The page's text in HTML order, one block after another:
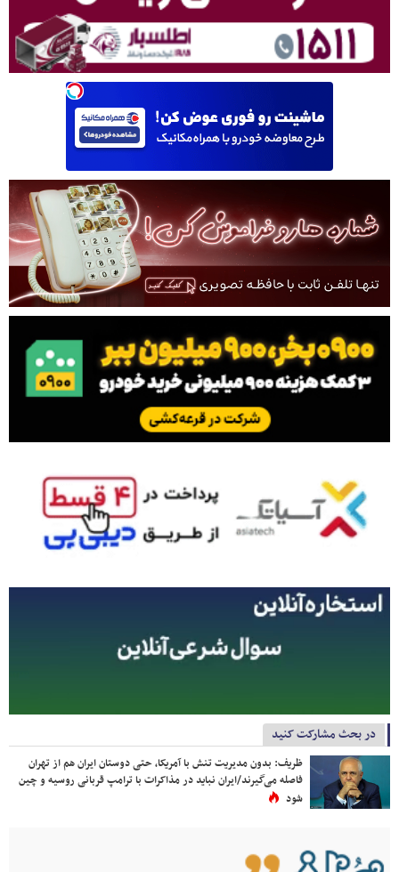
در بحث مشارکت کنید
ظریف: بدون مدیریت تنش با آمریکا، حتی دوستان ایران هم از تهران
فاصله می‌گیرند/ایران نباید در مذاکرات با ترامپ قربانی روسیه و چین
شود